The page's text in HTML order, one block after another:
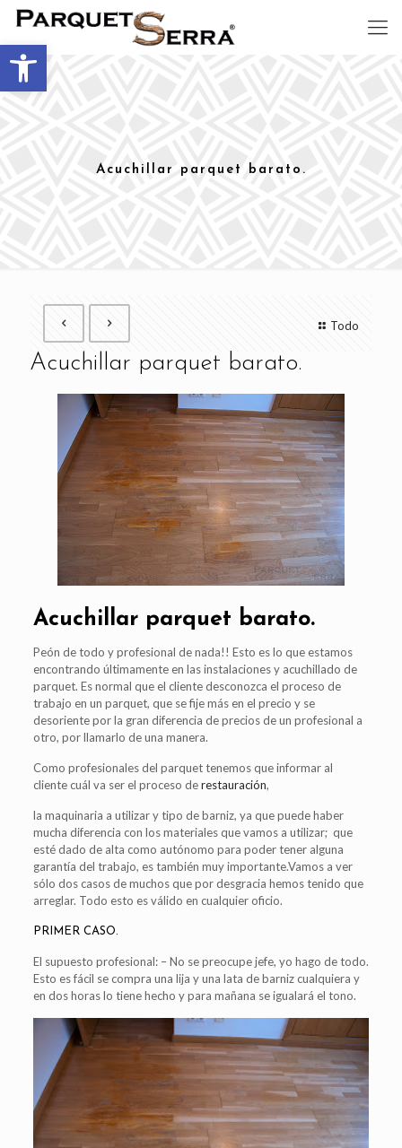
Abrir barra de herramientas
Acuchillar parquet barato.
Todo
Acuchillar parquet barato.
Acuchillar parquet barato.
Peón de todo y profesional de nada!! Esto es lo que estamos
encontrando últimamente en las instalaciones y acuchillado de
parquet. Es normal que el cliente desconozca el proceso de
trabajo en un parquet, que se fije más en el precio y se
desoriente por la gran diferencia de precios de un profesional a
otro, por llamarlo de una manera.
Como profesionales del parquet tenemos que informar al
cliente cuál va ser el proceso derestauración,
la maquinaria a utilizar y tipo de barniz, ya que puede haber
mucha diferencia con los materiales que vamos a utilizar; que
esté dado de alta como autónomo para poder tener alguna
garantía del trabajo, es también muy importante.Vamos a ver
sólo dos casos de muchos que por desgracia hemos tenido que
arreglar. Todo esto es válido en cualquier oficio.
PRIMER CASO.
El supuesto profesional: – No se preocupe jefe, yo hago de todo.
Esto es fácil se compra una lija y una lata de barniz cualquiera y
en dos horas lo tiene hecho y para mañana se igualará el tono.